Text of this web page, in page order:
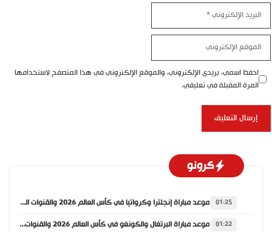
البريد
الإلكتروني
الموقع
الإلكتروني
احفظ اسمي، بريدي الإلكتروني، والموقع الإلكتروني في هذا المتصفح لاستخدامها
المرة المقبلة في تعليقي.
كرونو
01:25 موعد مباراة إنجلترا وكرواتيا في كأس العالم 2026 والقنوات الناقلة
01:22 موعد مباراة البرتغال والكونغو في كأس العالم 2026 والقنوات الناقلة